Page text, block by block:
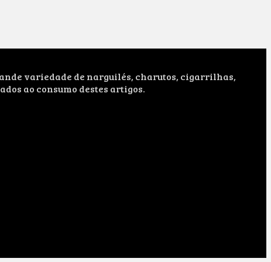
variedade de narguilés, charutos, cigarrilhas,
ao consumo destes artigos.